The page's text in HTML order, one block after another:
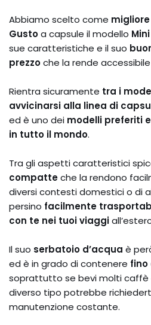
Abbiamo scelto come
Gustoa capsule il modello
sue caratteristiche e il suo
prezzoche la rende
Rientra sicuramente tra i
avvicinarsi alla linea di
ed è uno dei modelli preferiti
in tutto il mondo.
Tra gli aspetti caratteristici
compatteche la rendono
diversi contesti domestici o di
persino facilmente
con te nei tuoi viaggi
Il suo serbatoio d’acqua è
ed è in grado di contenere fino
soprattutto se bevi molti caffè
diverso tipo potrebbe
manutenzione costante.